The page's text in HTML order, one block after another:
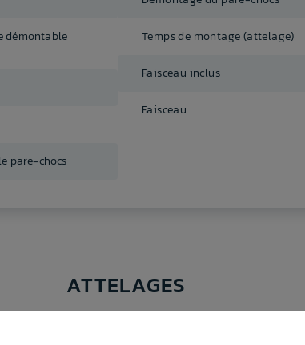
démontable
pare-chocs
Temps de montage (attelage)
Faisceau inclus
Faisceau
ATTELAGES